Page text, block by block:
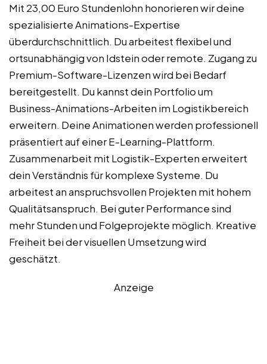
Mit 23,00 Euro Stundenlohn honorieren wir deine
spezialisierte Animations-Expertise
überdurchschnittlich. Du arbeitest flexibel und
ortsunabhängig von Idstein oder remote. Zugang zu
Premium-Software-Lizenzen wird bei Bedarf
bereitgestellt. Du kannst dein Portfolio um
Business-Animations-Arbeiten im Logistikbereich
erweitern. Deine Animationen werden professionell
präsentiert auf einer E-Learning-Plattform.
Zusammenarbeit mit Logistik-Experten erweitert
dein Verständnis für komplexe Systeme. Du
arbeitest an anspruchsvollen Projekten mit hohem
Qualitätsanspruch. Bei guter Performance sind
mehr Stunden und Folgeprojekte möglich. Kreative
Freiheit bei der visuellen Umsetzung wird
geschätzt.
Anzeige